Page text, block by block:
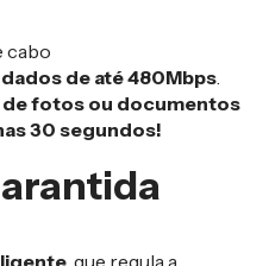
cabo
de até 480Mbps.
de fotos ou documentos
30 segundos!
, que regula a